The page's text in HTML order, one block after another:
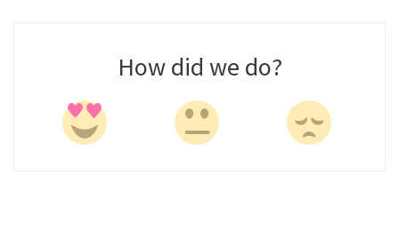
How did we do?